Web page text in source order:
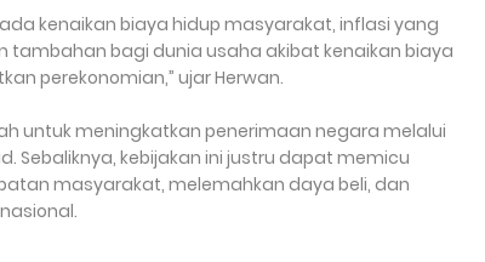
kenaikan biaya hidup masyarakat, inflasi yang
tambahan bagi dunia usaha akibat kenaikan biaya
perekonomian,” ujar Herwan.
untuk meningkatkan penerimaan negara melalui
Sebaliknya, kebijakan ini justru dapat memicu
masyarakat, melemahkan daya beli, dan